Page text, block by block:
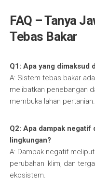
FAQ – Tanya
Tebas Bakar
Q1: Apa yang dimaksud
A: Sistem tebas bakar
melibatkan penebangan
membuka lahan pertanian.
Q2: Apa dampak
lingkungan?
A: Dampak negatif
perubahan iklim, dan
ekosistem.